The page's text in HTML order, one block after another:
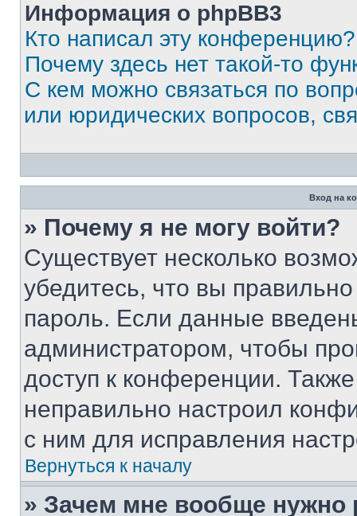
Информация о phpBB3
Кто написал эту конференцию?
Почему здесь нет такой-то
С кем можно связаться по
или юридических вопросов,
Вход на
» Почему я не могу войти?
Существует несколько
убедитесь, что вы
пароль. Если данные
администратором, чтобы
доступ к конференции.
неправильно настроил
с ним для исправления
Вернуться к началу
» Зачем мне вообще нужно